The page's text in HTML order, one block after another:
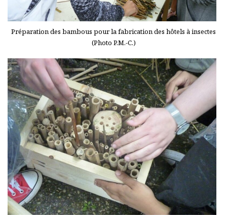
Préparation des bambous pour la fabrication des hôtels à insectes
(Photo P.M.-C.)